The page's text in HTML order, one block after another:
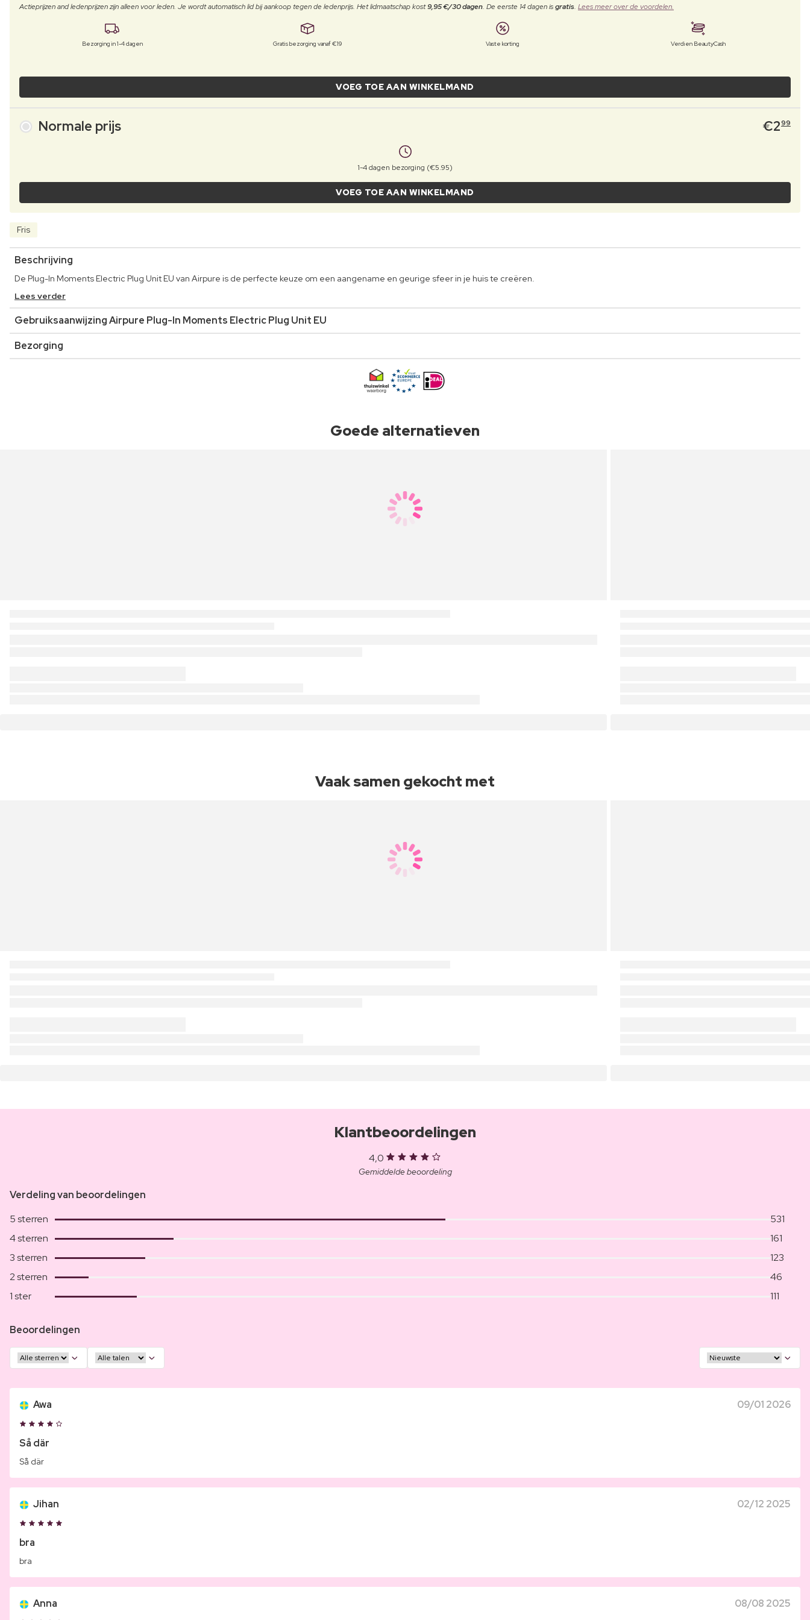
Actieprijzen and ledenprijzen zijn alleen voor leden. Je wordt automatisch lid bij aankoop tegen de ledenprijs. Het lidmaatschap kost9,95 €/30 dagen. De eerste 14 dagen isgratis. Lees meer over de voordelen.
Bezorging in 1-4 dagen Gratis bezorging vanaf €19 Vaste korting Verdien BeautyCash
VOEG TOE AAN WINKELMAND
Normale prijs €299
1-4 dagen bezorging (€5.95)
VOEG TOE AAN WINKELMAND
Fris
Beschrijving
De Plug-In Moments Electric Plug Unit EU van Airpure is de perfecte keuze om een aangename en geurige sfeer in je huis te creëren.
Lees verder
Gebruiksaanwijzing Airpure Plug-In Moments Electric Plug Unit EU
Bezorging
Goede alternatieven
Vaak samen gekocht met
Klantbeoordelingen
4,0
Gemiddelde beoordeling
Verdeling van beoordelingen
5 sterren
531
4 sterren
161
3 sterren
123
2 sterren
46
1 ster
111
Beoordelingen
Awa 09/01 2026
Så där
Så där
Jihan 02/12 2025
bra
bra
Anna 08/08 2025